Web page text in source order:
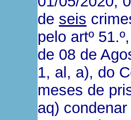
de seis
pelo artº
de 08 de
1, al, a), do
meses de
aq)